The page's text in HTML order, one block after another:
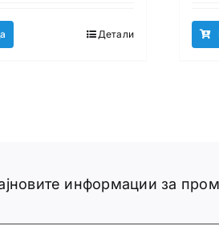
Детали
информации за